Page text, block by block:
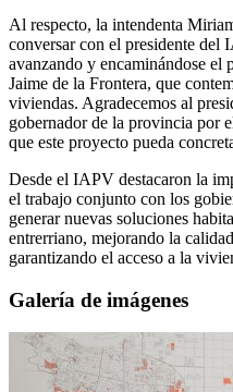
Al respecto, la intendenta
conversar con el presidente del
avanzando y encaminándose el
Jaime de la Frontera, que
viviendas. Agradecemos al
gobernador de la provincia por
que este proyecto pueda
Desde el IAPV destacaron la
el trabajo conjunto con los
generar nuevas soluciones
entrerriano, mejorando la
garantizando el acceso a la
Galería de imágenes